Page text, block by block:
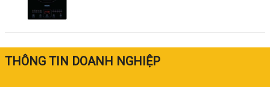
THÔNG TIN DOANH NGHIỆP